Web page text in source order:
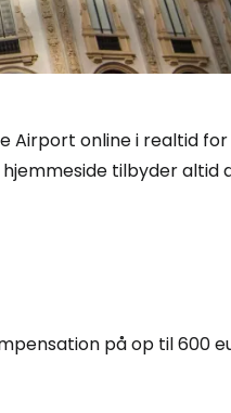
Airport online i realtid
hjemmeside tilbyder
på op til 600
med Facebook